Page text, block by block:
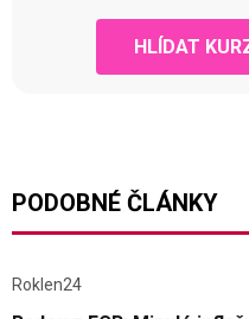
HLÍDAT
PODOBNÉ ČLÁNKY
Roklen24